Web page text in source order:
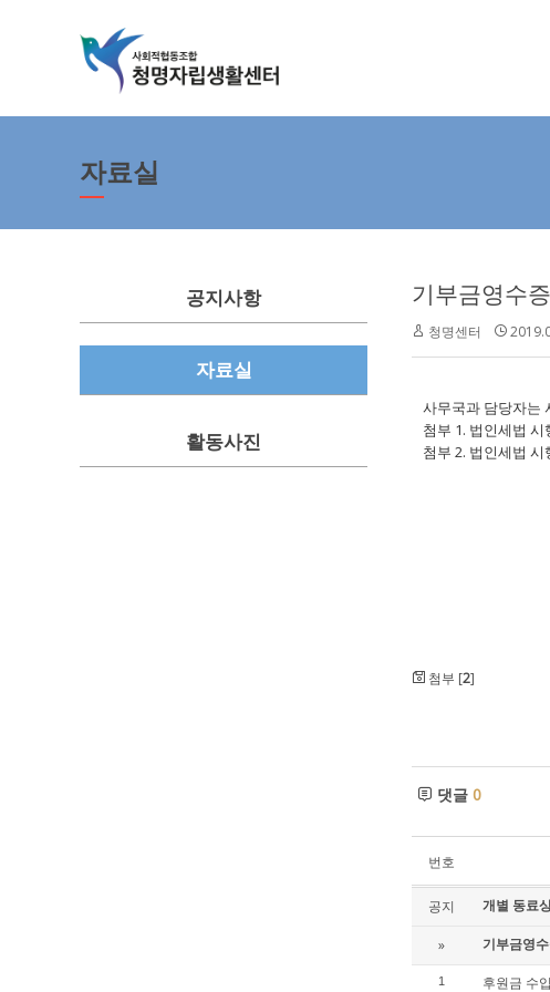
자료실
공지사항
자료실
활동사진
기부금영수
청명센터
사무국과 담당자는
첨부 1. 법인세법
첨부 2. 법인세법
첨부 [2]
댓글 0
번호
공지 개별 동료
» 기부금영
1 후원금 수